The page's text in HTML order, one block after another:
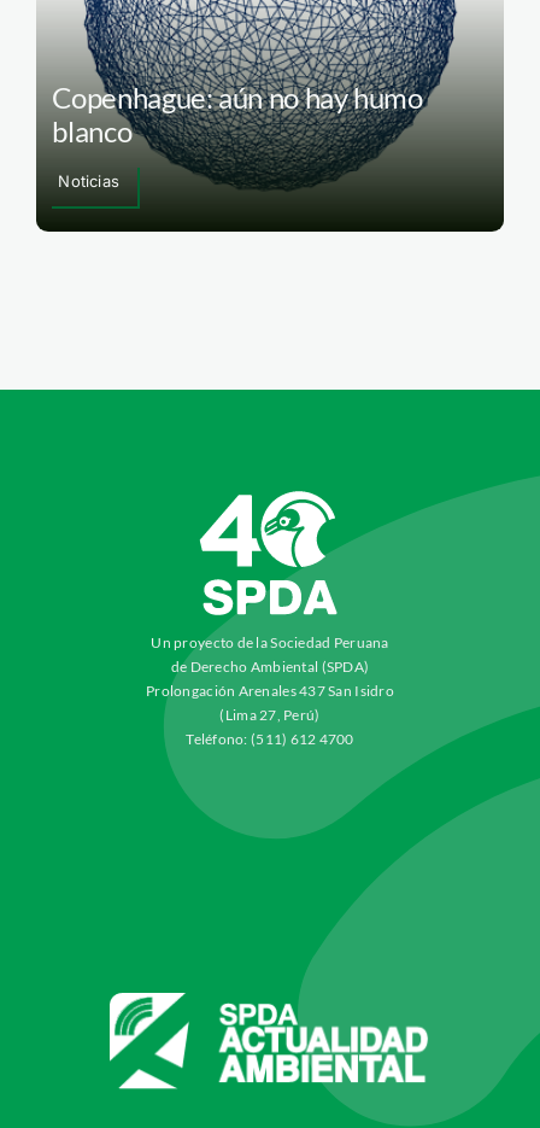
Copenhague: aún no hay humo
blanco
Noticias
Un proyecto de la Sociedad Peruana
de Derecho Ambiental (SPDA)
Prolongación Arenales 437 San Isidro
(Lima 27, Perú)
Teléfono: (511) 612 4700